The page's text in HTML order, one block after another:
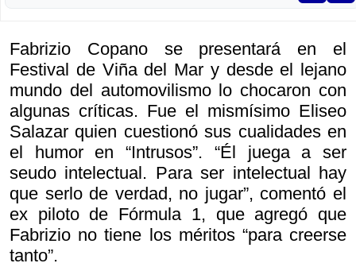
Fabrizio Copano se presentará en el
Festival de Viña del Mar y desde el lejano
mundo del automovilismo lo chocaron con
algunas críticas. Fue el mismísimo Eliseo
Salazar quien cuestionó sus cualidades en
el humor en “Intrusos”. “Él juega a ser
seudo intelectual. Para ser intelectual hay
que serlo de verdad, no jugar”, comentó el
ex piloto de Fórmula 1, que agregó que
Fabrizio no tiene los méritos “para creerse
tanto”.